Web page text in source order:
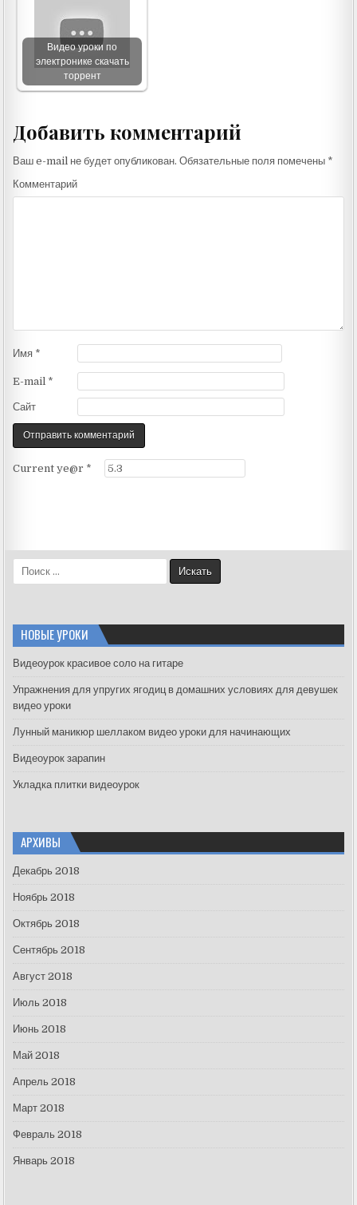
Видео уроки по
электронике скачать
торрент
Добавить комментарий
Ваш e-mail не будет опубликован. Обязательные поля помечены *
Комментарий
Имя *
E-mail *
Сайт
Current ye@r *
e
h
f
r
:
НОВЫЕ УРОКИ
Видеоурок красивое соло на гитаре
Упражнения для упругих ягодиц в домашних условиях для девушек
видео уроки
Лунный маникюр шеллаком видео уроки для начинающих
Видеоурок зарапин
Укладка плитки видеоурок
АРХИВЫ
Декабрь 2018
Ноябрь 2018
Октябрь 2018
Сентябрь 2018
Август 2018
Июль 2018
Июнь 2018
Май 2018
Апрель 2018
Март 2018
Февраль 2018
Январь 2018